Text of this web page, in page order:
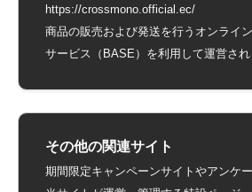
https://crossmono.official.ec/
商品の販売および発送を行うオンライ
サービス（BASE）を利用して運営され
その他の関連サイト
期間限定キャンペーンサイトやアンケ